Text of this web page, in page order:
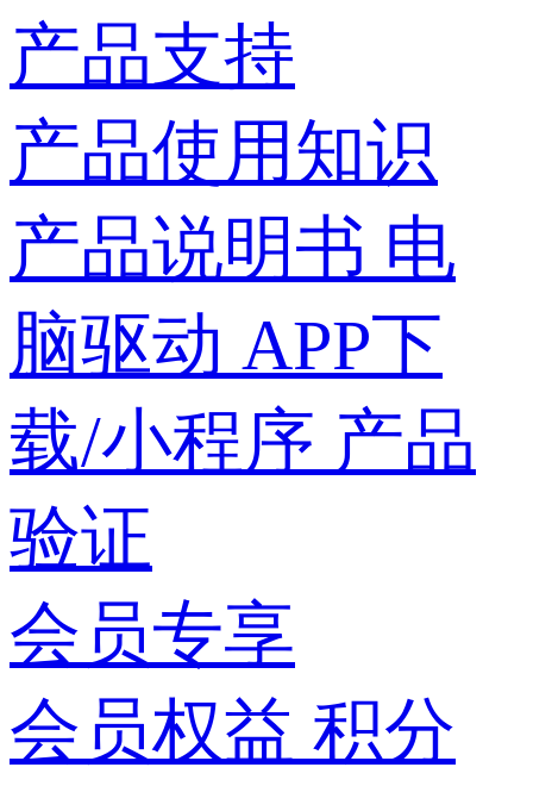
产品支持
产品使用知识
产品说明书 电
脑驱动 APP下
载/小程序 产品
验证
会员专享
会员权益 积分